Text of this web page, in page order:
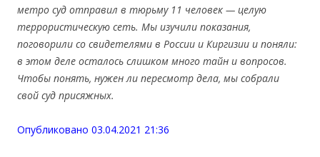
метро суд отправил в тюрьму 11 человек — целую
террористическую сеть. Мы изучили показания,
поговорили со свидетелями в России и Киргизии и поняли:
в этом деле осталось слишком много тайн и вопросов.
Чтобы понять, нужен ли пересмотр дела, мы собрали
свой суд присяжных.
Опубликовано 03.04.2021 21:36